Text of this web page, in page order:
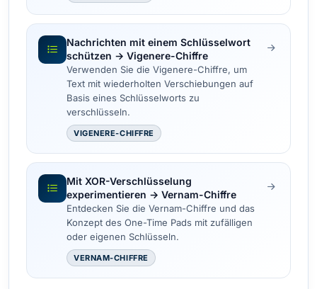
Nachrichten mit einem Schlüsselwort
schützen → Vigenere-Chiffre
Verwenden Sie die Vigenere-Chiffre, um
Text mit wiederholten Verschiebungen auf
Basis eines Schlüsselworts zu
verschlüsseln.
VIGENERE-CHIFFRE
Mit XOR-Verschlüsselung
experimentieren → Vernam-Chiffre
Entdecken Sie die Vernam-Chiffre und das
Konzept des One-Time Pads mit zufälligen
oder eigenen Schlüsseln.
VERNAM-CHIFFRE